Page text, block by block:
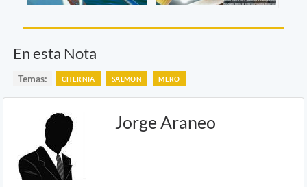
En esta Nota
Temas: CHERNIA SALMON MERO
Jorge Araneo